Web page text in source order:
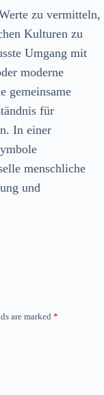
zu vermitteln,
Kulturen zu
Umgang mit
moderne
gemeinsame
für
In einer
menschliche
und
are marked *